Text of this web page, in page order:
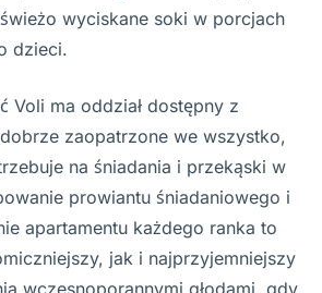
wyciskane soki w porcjach
dzieci.
Voli ma oddział dostępny z
zaopatrzone we wszystko,
na śniadania i przekąski w
prowiantu śniadaniowego i
apartamentu każdego ranka to
jak i najprzyjemniejszy
wczesnoporannymi głodami, gdy